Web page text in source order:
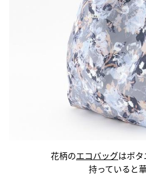
花柄のエコバッグはボ
持っていると